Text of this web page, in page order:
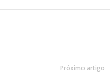
Próximo artigo